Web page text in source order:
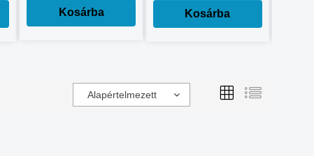
Kosárba Kosárba
Alapértelmezett